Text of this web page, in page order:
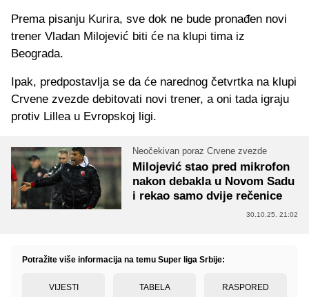
Prema pisanju Kurira, sve dok ne bude pronađen novi
trener Vladan Milojević biti će na klupi tima iz
Beograda.
Ipak, predpostavlja se da će narednog četvrtka na klupi
Crvene zvezde debitovati novi trener, a oni tada igraju
protiv Lillea u Evropskoj ligi.
Neočekivan poraz Crvene zvezde
Milojević stao pred mikrofon
nakon debakla u Novom Sadu
i rekao samo dvije rečenice
30.10.25. 21:02
Potražite više informacija na temu Super liga Srbije:
VIJESTI TABELA RASPORED